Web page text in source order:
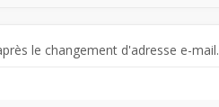
le changement d'adresse e-mail.